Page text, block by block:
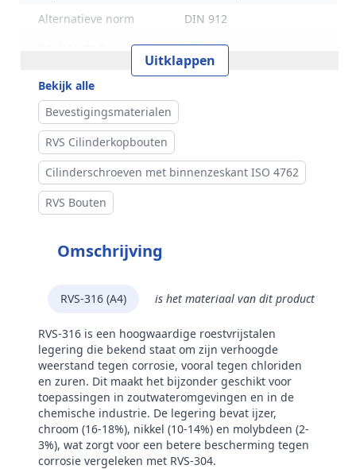
Alternatieve norm
DIN 912
20 mm
30 mm
Aandrijving
Inhoud verpakking
Merk
RVS Products
Uitklappen
Bekijk alle
Bevestigingsmaterialen
RVS Cilinderkopbouten
Cilinderschroeven met binnenzeskant ISO 4762
RVS Bouten
Omschrijving
RVS-316 (A4) is het materiaal van dit product
RVS-316 is een hoogwaardige roestvrijstalen
legering die bekend staat om zijn verhoogde
weerstand tegen corrosie, vooral tegen chloriden
en zuren. Dit maakt het bijzonder geschikt voor
toepassingen in zoutwateromgevingen en in de
chemische industrie. De legering bevat ijzer,
chroom (16-18%), nikkel (10-14%) en molybdeen (2-
3%), wat zorgt voor een betere bescherming tegen
corrosie vergeleken met RVS-304.